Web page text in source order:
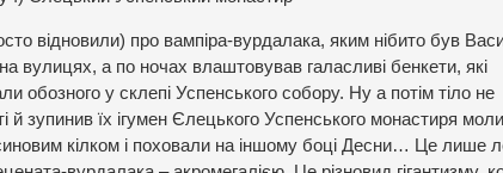
відновили) про вампіра-вурдалака, яким нібито був
вулицях, а по ночах влаштовував галасливі бенкети, які
обозного у склепі Успенського собору. Ну а потім тіло не
зупинив їх ігумен Єлецького Успенського монастиря
кілком і поховали на іншому боці Десни… Це лише